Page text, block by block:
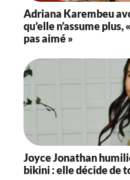
Adriana Karembeu
qu’elle n’assume plus,
pas aimé »
Joyce Jonathan
bikini : elle décide de